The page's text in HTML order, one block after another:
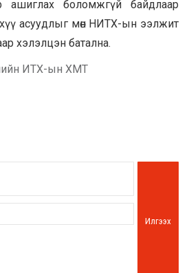
ашиглах боломжгүй байдлаар
асуудлыг мөн НИТХ-ын ээлжит
хэлэлцэн батална.
ИТХ-ын ХМТ
Илгээх